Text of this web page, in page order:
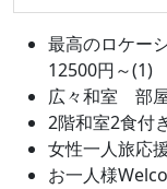
最高のロケ
12500円～(1)
広々和室 部
2階和室2食付
女性一人旅応
お一人様